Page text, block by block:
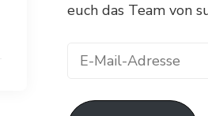
euch das Team von
Adresse